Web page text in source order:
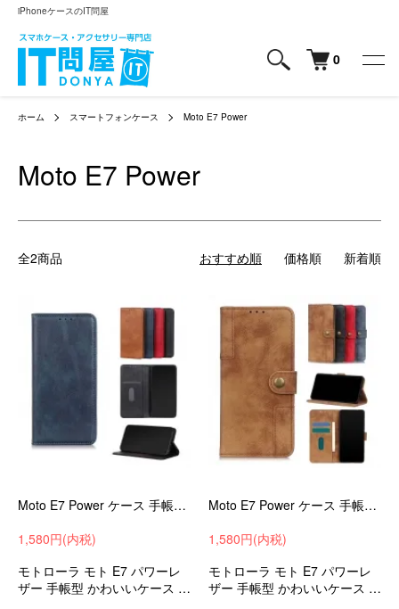
iPhoneケースのIT問屋
0
ホーム スマートフォンケース Moto E7 Power
Moto E7 Power
全2商品 おすすめ順 価格順 新着順
Moto E7 Power ケース 手帳型 かわいい PUレザー スタンド機能 カード収納 手帳型 かわいいケース モトE7 パワー モトローラ 手帳型 かわいいカバー
1,580円(内税)
モトローラ モト E7 パワーレ
ザー 手帳型 かわいいケース シ
Moto E7 Power ケース 手帳型 かわいい PUレザー スタンド機能 カード収納 手帳型 かわいいケース モトE7 パワー モトローラ 手帳型 かわいいカバー
1,580円(内税)
モトローラ モト E7 パワーレ
ザー 手帳型 かわいいケース シ